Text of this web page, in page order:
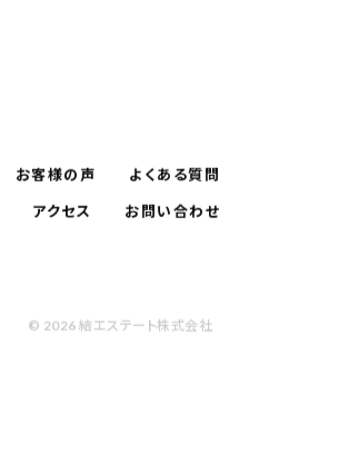
お客様の声 よくある質問
アクセス お問い合わせ
© 2026 結エステート株式会社